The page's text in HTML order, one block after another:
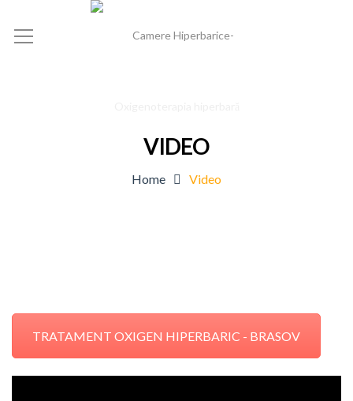
VIDEO
Home Video
TRATAMENT OXIGEN HIPERBARIC - BRASOV